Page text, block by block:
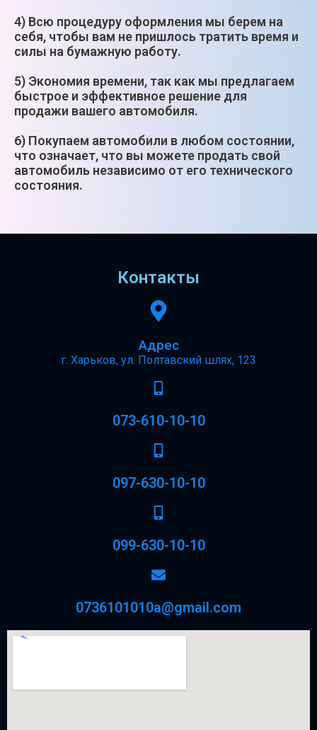
4) Всю процедуру оформления мы берем на
себя, чтобы вам не пришлось тратить время и
силы на бумажную работу.
5) Экономия времени, так как мы предлагаем
быстрое и эффективное решение для
продажи вашего автомобиля.
6) Покупаем автомобили в любом состоянии,
что означает, что вы можете продать свой
автомобиль независимо от его технического
состояния.
Контакты
Адрес
г. Харьков, ул. Полтавский шлях, 123
073-610-10-10
097-630-10-10
099-630-10-10
0736101010a@gmail.com